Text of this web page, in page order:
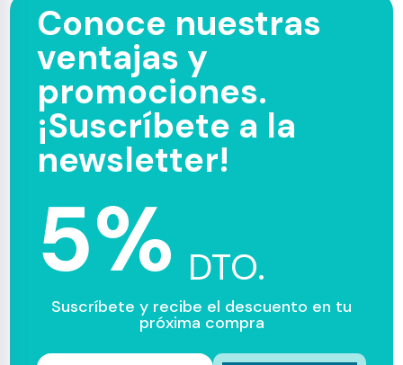
Conoce nuestras
ventajas y
promociones.
¡Suscríbete a la
newsletter!
5% DTO.
Suscríbete y recibe el descuento en tu
próxima compra